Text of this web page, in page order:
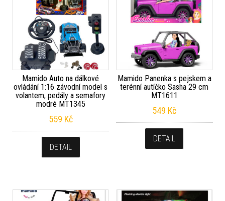
Mamido Auto na dálkové
ovládání 1:16 závodní model s
volantem, pedály a semafory
modré MT1345
559 Kč
DETAIL
Mamido Panenka s pejskem a
terénní autíčko Sasha 29 cm
MT1611
549 Kč
DETAIL